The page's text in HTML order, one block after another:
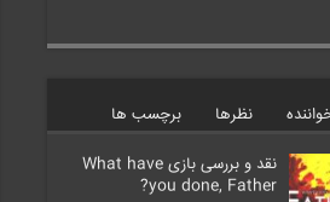
نظرها برچسب ها
نقد و بررسی بازی What have
you done, Father?